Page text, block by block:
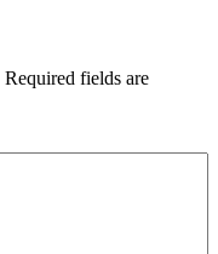
Required fields are